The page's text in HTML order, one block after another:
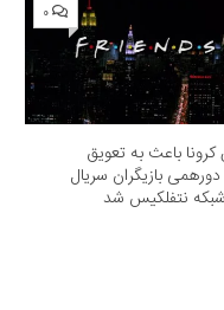
۰
باعث به تعویق
دورهمی بازیگران سریال
نتفلکیس شد